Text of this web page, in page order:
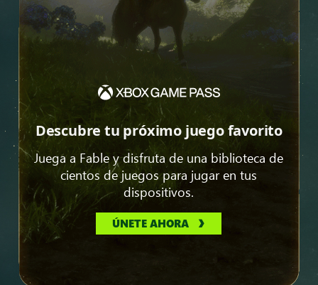
Descubre tu próximo juego favorito
Juega a Fable y disfruta de una biblioteca de
cientos de juegos para jugar en tus
dispositivos.
ÚNETE AHORA